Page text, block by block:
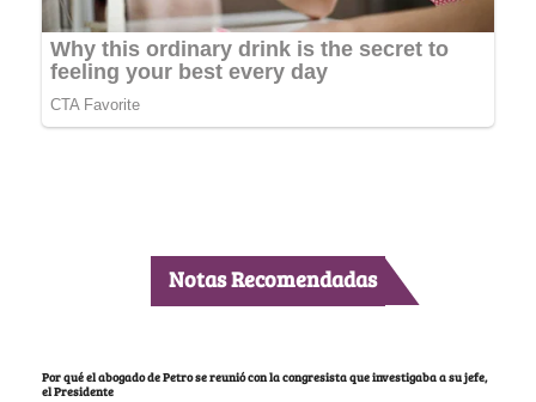
Notas Recomendadas
Por qué el abogado de Petro se reunió con la congresista que investigaba a su jefe,
el Presidente